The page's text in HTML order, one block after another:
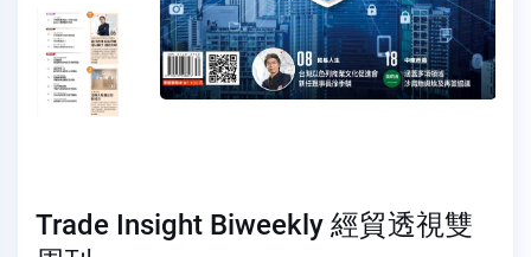
Trade Insight Biweekly 經貿透視雙